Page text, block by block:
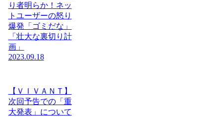
り者明らか！ネッ
トユーザーの怒り
爆発「ゴミだな」
「壮大な裏切り計
画」
2023.09.18
【ＶＩＶＡＮＴ】
次回予告での「重
大発表」について